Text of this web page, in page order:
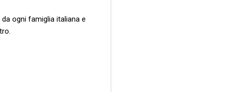
ogni famiglia italiana e